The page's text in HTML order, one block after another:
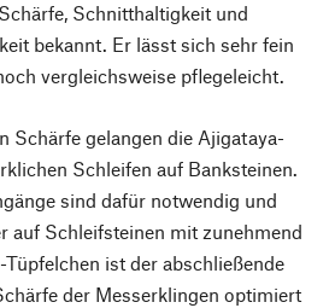
Schnitthaltigkeit und
bekannt. Er lässt sich sehr fein
vergleichsweise pflegeleicht.
Schärfe gelangen die Ajigataya-
Schleifen auf Banksteinen.
sind dafür notwendig und
auf Schleifsteinen mit zunehmend
ist der abschließende
der Messerklingen optimiert